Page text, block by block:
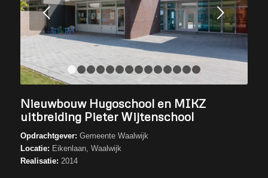
Volgende
1 2 3 4 5 6 7 8
Nieuwbouw Hugoschool en MIKZ
uitbreiding Pieter Wijtenschool
Opdrachtgever: Gemeente Waalwijk
Locatie: Eikenlaan, Waalwijk
Realisatie: 2014